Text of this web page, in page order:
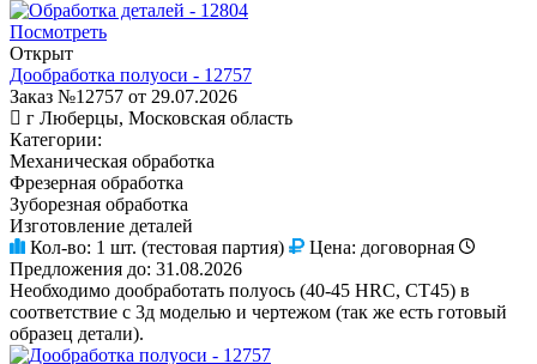
Посмотреть
Открыт
Дообработка полуоси - 12757
Заказ №12757 от 29.07.2026
г Люберцы, Московская область
Категории:
Механическая обработка
Фрезерная обработка
Зуборезная обработка
Изготовление деталей
Кол-во: 1 шт. (тестовая партия) Цена: договорная
Предложения до: 31.08.2026
Необходимо дообработать полуось (40-45 HRC, СТ45) в
соответствие с 3д моделью и чертежом (так же есть готовый
образец детали).